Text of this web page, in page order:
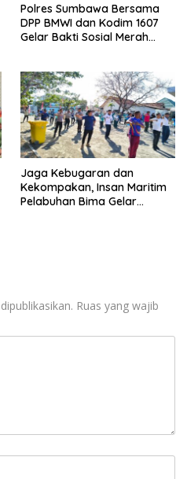
Polres Sumbawa Bersama
DPP BMWI dan Kodim 1607
Gelar Bakti Sosial Merah
Jaga Kebugaran dan
Kekompakan, Insan Maritim
Pelabuhan Bima Gelar
Ruas yang wajib